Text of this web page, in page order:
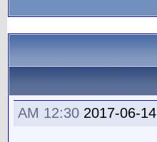
2017-06-14
12:30 AM